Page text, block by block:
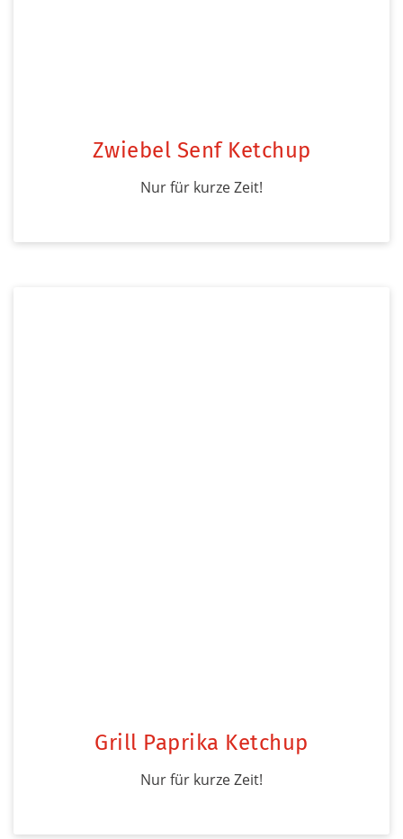
Zwiebel Senf Ketchup
Nur für kurze Zeit!
Grill Paprika Ketchup
Nur für kurze Zeit!